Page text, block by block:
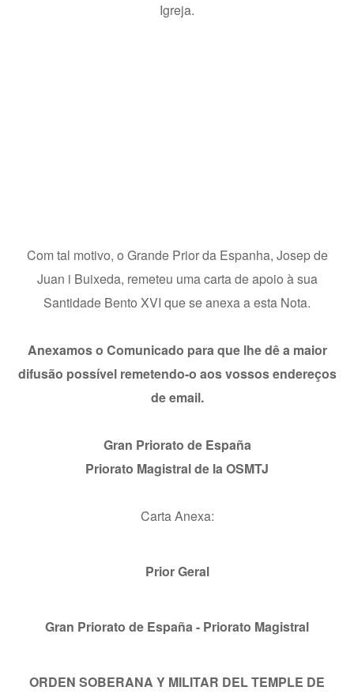
Igreja.
Com tal motivo, o Grande Prior da Espanha, Josep de
Juan i Buixeda, remeteu uma carta de apoio à sua
Santidade Bento XVI que se anexa a esta Nota.
Anexamos o Comunicado para que lhe dê a maior
difusão possível remetendo-o aos vossos endereços
de email.
Gran Priorato de España
Priorato Magistral de la OSMTJ
Carta Anexa:
Prior Geral
Gran Priorato de España - Priorato Magistral
ORDEN SOBERANA Y MILITAR DEL TEMPLE DE